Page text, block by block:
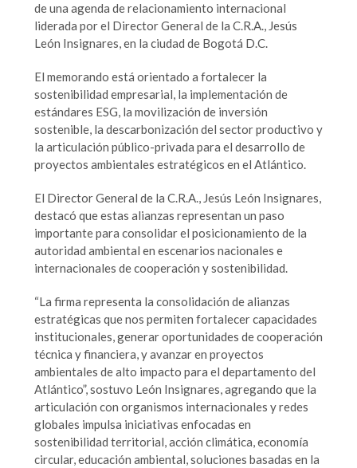
de una agenda de relacionamiento internacional
liderada por el Director General de la C.R.A., Jesús
León Insignares, en la ciudad de Bogotá D.C.
El memorando está orientado a fortalecer la
sostenibilidad empresarial, la implementación de
estándares ESG, la movilización de inversión
sostenible, la descarbonización del sector productivo y
la articulación público-privada para el desarrollo de
proyectos ambientales estratégicos en el Atlántico.
El Director General de la C.R.A., Jesús León Insignares,
destacó que estas alianzas representan un paso
importante para consolidar el posicionamiento de la
autoridad ambiental en escenarios nacionales e
internacionales de cooperación y sostenibilidad.
“La firma representa la consolidación de alianzas
estratégicas que nos permiten fortalecer capacidades
institucionales, generar oportunidades de cooperación
técnica y financiera, y avanzar en proyectos
ambientales de alto impacto para el departamento del
Atlántico”, sostuvo León Insignares, agregando que la
articulación con organismos internacionales y redes
globales impulsa iniciativas enfocadas en
sostenibilidad territorial, acción climática, economía
circular, educación ambiental, soluciones basadas en la